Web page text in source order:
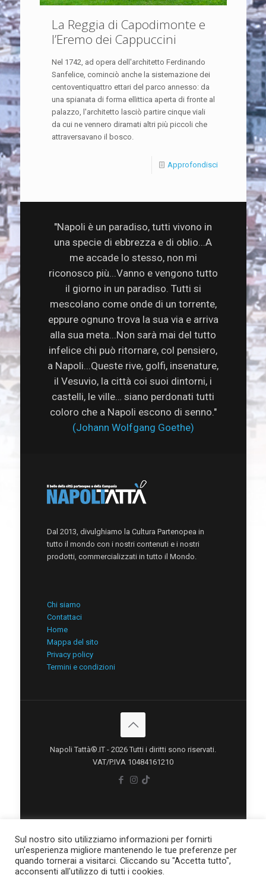
La Reggia di Capodimonte e
l’Eremo dei Cappuccini
Nel 1742, ad opera dell'architetto Ferdinando
Sanfelice, cominciò anche la sistemazione dei
centoventiquattro ettari del parco annesso: da
una spianata di forma ellittica aperta di fronte al
palazzo, l'architetto lasciò partire cinque viali
da cui ne vennero diramati altri più piccoli che
attraversavano il bosco.
Approfondisci
"Napoli è un paradiso, tutti vivono in
una specie di ebbrezza e di oblio...A
me accade lo stesso, non mi
riconosco più...Vanno e vengono tutto
il giorno in un paradiso. Tutti si
mescolano come onde di un torrente,
eppure ognuno trova la sua via e arriva
alla sua meta...Non sarà mai del tutto
infelice chi può ritornare, col pensiero,
a Napoli...Queste rive, golfi, insenature,
il Vesuvio, la città coi suoi dintorni, i
castelli, le ville… siano perdonati tutti
coloro che a Napoli escono di senno."
(Johann Wolfgang Goethe)
Dal 2013, divulghiamo la Cultura Partenopea in
tutto il mondo con i nostri contenuti e i nostri
prodotti, commercializzati in tutto il Mondo.
Chi siamo
Contattaci
Home
Mappa del sito
Privacy policy
Termini e condizioni
Napoli Tattà®.IT - 2026 Tutti i diritti sono riservati.
VAT/P.IVA 10484161210
Sul nostro sito utilizziamo informazioni per fornirti
un'esperienza migliore mantenendo le tue preferenze per
quando tornerai a visitarci. Cliccando su "Accetta tutto",
acconsenti all'utilizzo di tutti i cookies.